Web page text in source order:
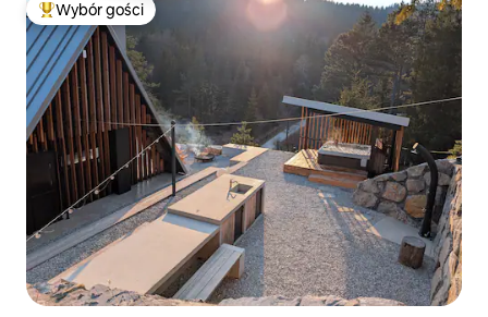
Najpopularniejsze z kategorii Wybór gości
Wybór gości